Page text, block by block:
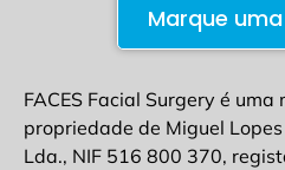
Marque
FACES Facial Surgery é
propriedade de Miguel
Lda., NIF 516 800 370,